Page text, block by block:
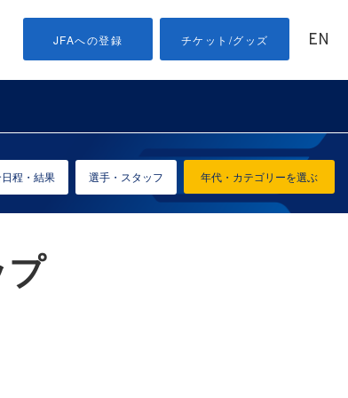
JFAへの登録 チケット/グッズ EN
年代・カテゴリーを選ぶ
程・結果 選手・スタッフ